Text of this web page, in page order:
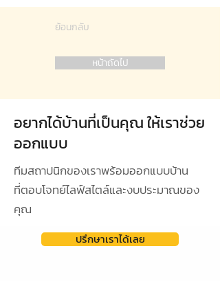
ย้อนกลับ
หน้าถัดไป
อยากได้บ้านที่เป็นคุณ ให้เราช่วย
ออกแบบ
ทีมสถาปนิกของเราพร้อมออกแบบบ้าน
ที่ตอบโจทย์ไลฟ์สไตล์และงบประมาณของ
คุณ
ปรึกษาเราได้เลย